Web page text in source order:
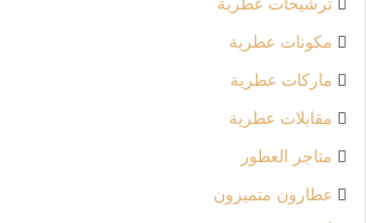
ترشيحات عطرية
مكونات عطرية
ماركات عطرية
مقابلات عطرية
متاجر العطور
عطارون متميزون